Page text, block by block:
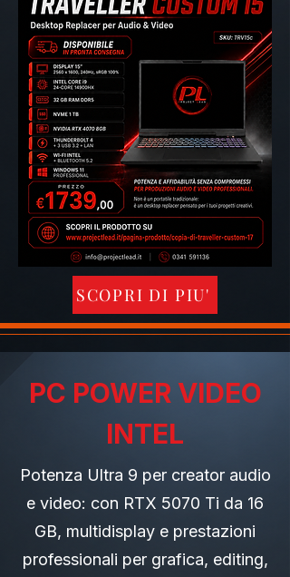
SCOPRI DI PIU'
PC POWER VIDEO
INTEL
Potenza Ultra 9 per creator audio
e video: con RTX 5070 Ti da 16
GB, multidisplay e prestazioni
professionali per grafica, editing,